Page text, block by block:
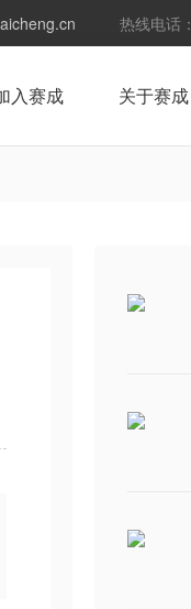
热线电话：
入赛成 关于赛成